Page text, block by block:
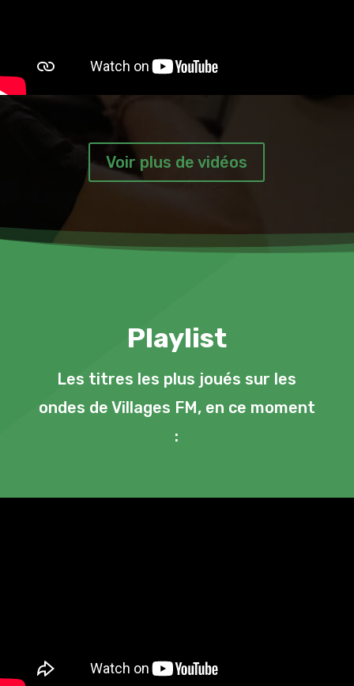
Voir plus de vidéos
Playlist
Les titres les plus joués sur les
ondes de Villages FM, en ce moment
: